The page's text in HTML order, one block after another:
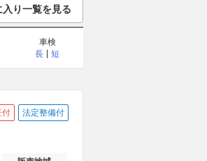
入り一覧を見る
車検
長
短
付 法定整備付